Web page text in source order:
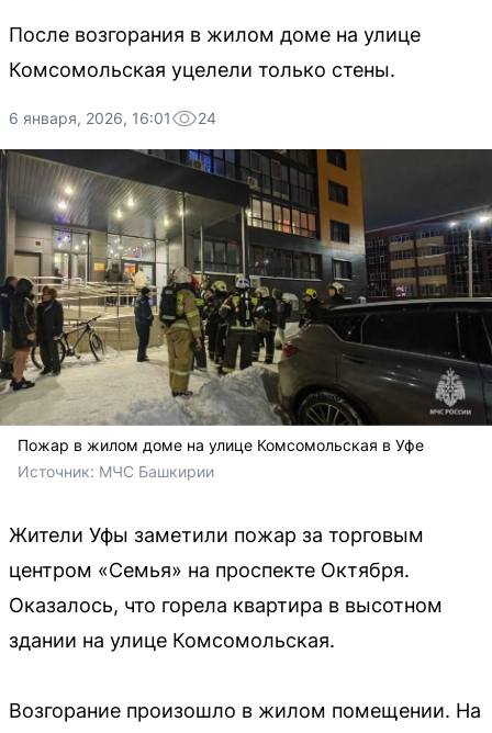
После возгорания в жилом доме на улице
Комсомольская уцелели только стены.
6 января, 2026, 16:01 24
Пожар в жилом доме на улице Комсомольская в Уфе
Источник: МЧС Башкирии
Жители Уфы заметили пожар за торговым
центром «Семья» на проспекте Октября.
Оказалось, что горела квартира в высотном
здании на улице Комсомольская.
Возгорание произошло в жилом помещении. На